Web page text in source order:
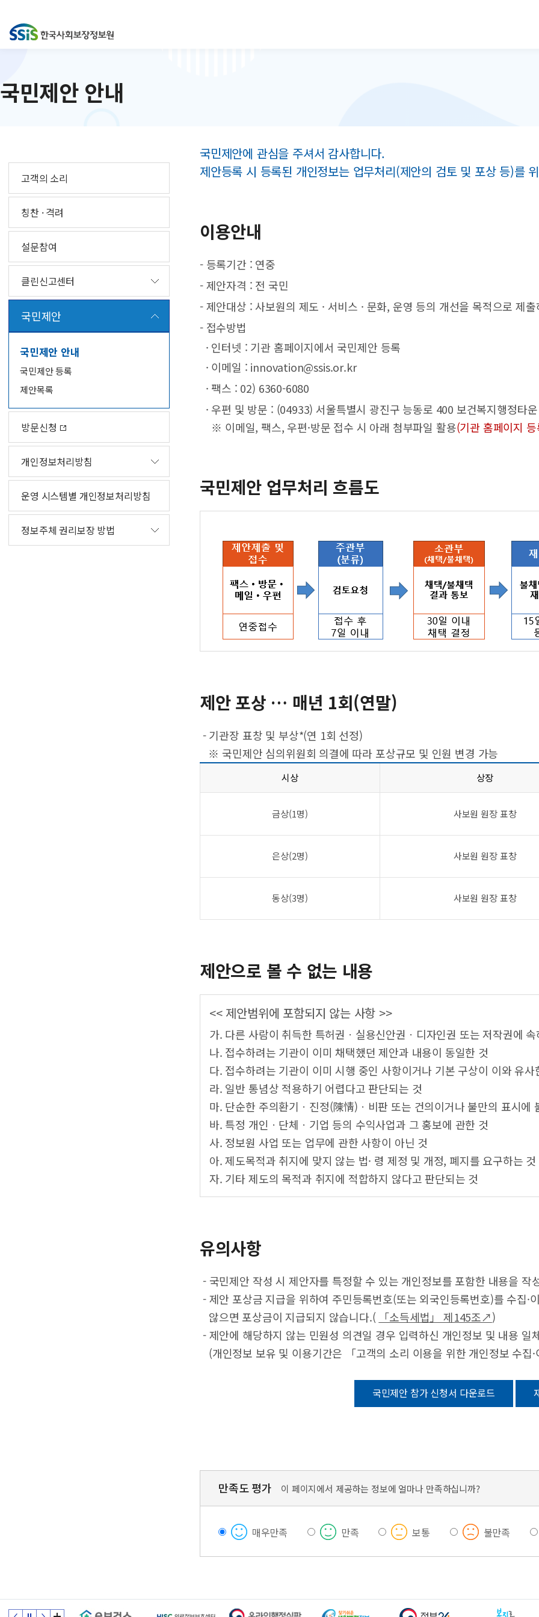
국민제안 안내
고객의 소리
칭찬 · 격려
설문참여
클린신고센터
국민제안
국민제안 안내
국민제안 등록
제안목록
방문신청
개인정보처리방침
운영 시스템별 개인정보처리방침
정보주체 권리보장 방법
국민제안에 관심을 주셔서 감사합니다.
제안등록 시 등록된 개인정보는 업무처리(제안의 검토 및 포상 등)를
이용안내
- 등록기간 : 연중
- 제안자격 : 전 국민
- 제안대상 : 사보원의 제도 · 서비스 · 문화, 운영 등의 개선을 목적으로 제
- 접수방법
· 인터넷 : 기관 홈페이지에서 국민제안 등록
· 이메일 : innovation@ssis.or.kr
· 팩스 : 02) 6360-6080
· 우편 및 방문 : (04933) 서울특별시 광진구 능동로 400 보건복지행정타
※ 이메일, 팩스, 우편·방문 접수 시 아래 첨부파일 활용(기관 홈페이지
국민제안 업무처리 흐름도
제안 포상 … 매년 1회(연말)
- 기관장 표창 및 부상*(연 1회 선정)
※ 국민제안 심의위원회 의결에 따라 포상규모 및 인원 변경 가능
시상 상장
금상(1명) 사보원 원장 표창
은상(2명) 사보원 원장 표창
동상(3명) 사보원 원장 표창
제안으로 볼 수 없는 내용
<< 제안범위에 포함되지 않는 사항 >>
가. 다른 사람이 취득한 특허권ㆍ실용신안권ㆍ디자인권 또는 저작권에
나. 접수하려는 기관이 이미 채택했던 제안과 내용이 동일한 것
다. 접수하려는 기관이 이미 시행 중인 사항이거나 기본 구상이 이와 유사
라. 일반 통념상 적용하기 어렵다고 판단되는 것
마. 단순한 주의환기ㆍ진정(陳情)ㆍ비판 또는 건의이거나 불만의 표시에
바. 특정 개인ㆍ단체ㆍ기업 등의 수익사업과 그 홍보에 관한 것
사. 정보원 사업 또는 업무에 관한 사항이 아닌 것
아. 제도목적과 취지에 맞지 않는 법· 령 제정 및 개정, 폐지를 요구하는 것
자. 기타 제도의 목적과 취지에 적합하지 않다고 판단되는 것
유의사항
- 국민제안 작성 시 제안자를 특정할 수 있는 개인정보를 포함한 내용을
- 제안 포상금 지급을 위하여 주민등록번호(또는 외국인등록번호)를 수집·
않으면 포상금이 지급되지 않습니다.(
「소득세법」 제145조↗)
- 제안에 해당하지 않는 민원성 의견일 경우 입력하신 개인정보 및 내용
(개인정보 보유 및 이용기간은 「고객의 소리 이용을 위한 개인정보 수집
국민제안 참가 신청서 다운로드
만족도 평가 이 페이지에서 제공하는 정보에 얼마나 만족하십니까?
매우만족 만족 보통 불만족